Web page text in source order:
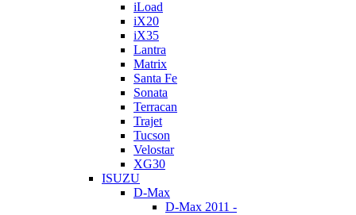
iLoad
iX20
iX35
Lantra
Matrix
Santa Fe
Sonata
Terracan
Trajet
Tucson
Velostar
XG30
ISUZU
D-Max
D-Max 2011 -